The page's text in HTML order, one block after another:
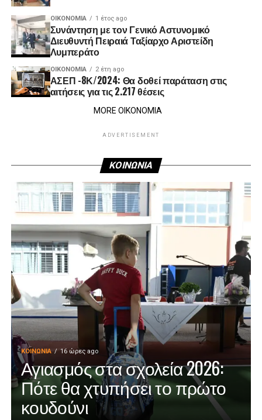
ΟΙΚΟΝΟΜΊΑ 1 έτος ago
Συνάντηση με τον Γενικό Αστυνομικό
Διευθυντή Πειραιά Ταξίαρχο Αριστείδη
Λυμπεράτο
ΟΙΚΟΝΟΜΊΑ 2 έτη ago
ΑΣΕΠ -8Κ/2024: Θα δοθεί παράταση στις
αιτήσεις για τις 2.217 θέσεις
MORE ΟΙΚΟΝΟΜΙΑ
ADVERTISEMENT
ΚΟΙΝΩΝΙΑ
ΚΟΙΝΩΝΊΑ 16 ώρες ago
Αγιασμός στα σχολεία 2026:
Πότε θα χτυπήσει το πρώτο
κουδούνι